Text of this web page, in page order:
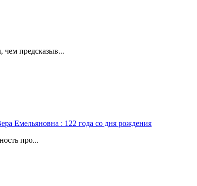
чем предсказыв...
Емельяновна : 122 года со дня рождения
про...